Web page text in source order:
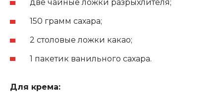
две чайные ложки разрыхлителя;
150 грамм сахара;
2 столовые ложки какао;
1 пакетик ванильного сахара.
Для крема: